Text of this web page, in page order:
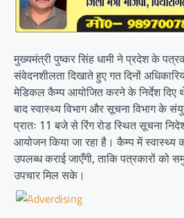
मुख्यमंत्री पुष्कर सिंह धामी ने प्रदेश के
संवेदनशीलता दिखाते हुए गत दिनों
मेडिकल कैम्प आयोजित करने के निर्देश दिए
बाद स्वास्थ्य विभाग और सूचना विभाग के
प्रातः 11 बजे से रिंग रोड स्थित सूचना
आयोजन किया जा रहा है। कैम्प में
उपलब्ध कराई जाएँगी, ताकि पत्रकारों को
उपचार मिल सके।